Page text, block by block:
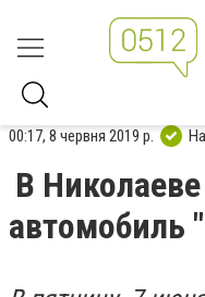
00:17, 8 червня 2019 р.
В